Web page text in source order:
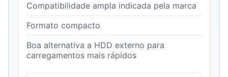
Compatibilidade ampla indicada pela marca
Formato compacto
Boa alternativa a HDD externo para
carregamentos mais rápidos